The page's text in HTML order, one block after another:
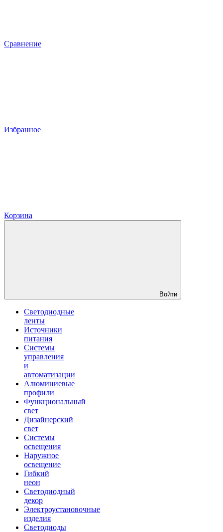
Сравнение
Избранное
Корзина
Войти
Светодиодные
ленты
Источники
питания
Системы
управления
и
автоматизации
Алюминиевые
профили
Функциональный
свет
Дизайнерский
свет
Системы
освещения
Наружное
освещение
Гибкий
неон
Светодиодный
декор
Электроустановочные
изделия
Светодиоды